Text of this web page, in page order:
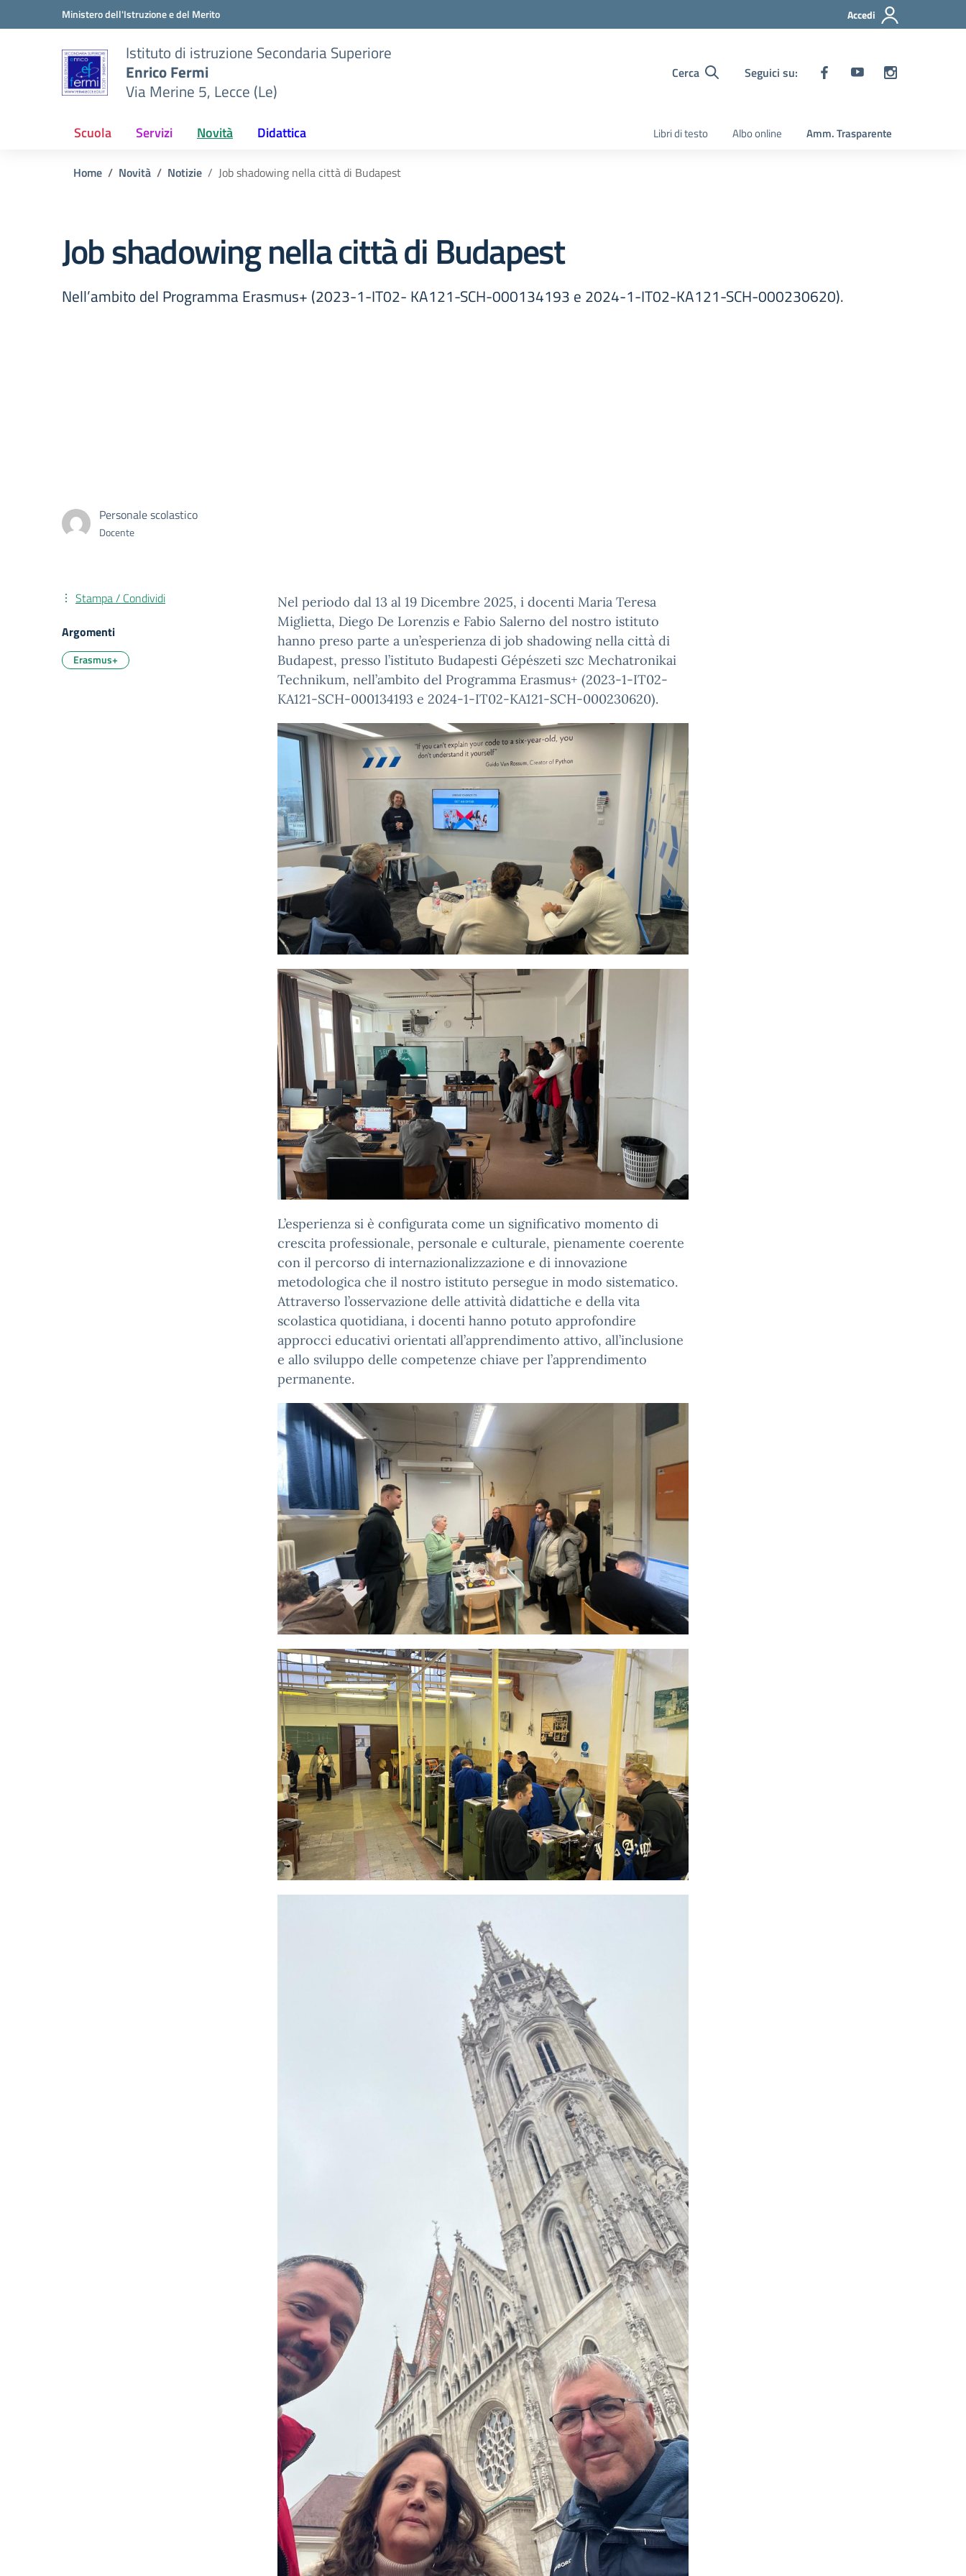
Vai ai contenuti
Vai al menu di navigazioneMinistero dell'Istruzione e del Merito Accedi
Istituto di istruzione Secondaria Superiore
Enrico Fermi
Via Merine 5, Lecce (Le)
Cerca Seguici su:
Scuola Servizi Novità Didattica Libri di testo Albo online Amm. Trasparente
Home Novità Notizie Job shadowing nella città di Budapest
Job shadowing nella città di Budapest
Nell’ambito del Programma Erasmus+ (2023-1-IT02- KA121-SCH-000134193 e 2024-1-IT02-KA121-SCH-000230620).
Personale scolastico
Docente
Nel periodo dal 13 al 19 Dicembre 2025, i docenti Maria Teresa
Miglietta, Diego De Lorenzis e Fabio Salerno del nostro istituto
hanno preso parte a un’esperienza di job shadowing nella città di
Budapest, presso l’istituto Budapesti Gépészeti szc Mechatronikai
Technikum, nell’ambito del Programma Erasmus+ (2023-1-IT02-
KA121-SCH-000134193 e 2024-1-IT02-KA121-SCH-000230620).
L’esperienza si è configurata come un significativo momento di
crescita professionale, personale e culturale, pienamente coerente
con il percorso di internazionalizzazione e di innovazione
metodologica che il nostro istituto persegue in modo sistematico.
Attraverso l’osservazione delle attività didattiche e della vita
scolastica quotidiana, i docenti hanno potuto approfondire
approcci educativi orientati all’apprendimento attivo, all’inclusione
e allo sviluppo delle competenze chiave per l’apprendimento
permanente.
Stampa / Condividi
Argomenti
Erasmus+